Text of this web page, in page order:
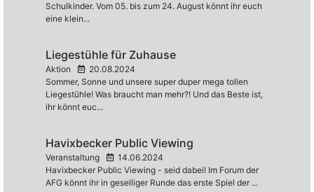
Schulkinder. Vom 05. bis zum 24. August könnt ihr euch
eine klein...
Liegestühle für Zuhause
Aktion
20.08.2024
Sommer, Sonne und unsere super duper mega tollen
Liegestühle! Was braucht man mehr?! Und das Beste ist,
ihr könnt euc...
Havixbecker Public Viewing
Veranstaltung
14.06.2024
Havixbecker Public Viewing - seid dabei! Im Forum der
AFG könnt ihr in geselliger Runde das erste Spiel der ...